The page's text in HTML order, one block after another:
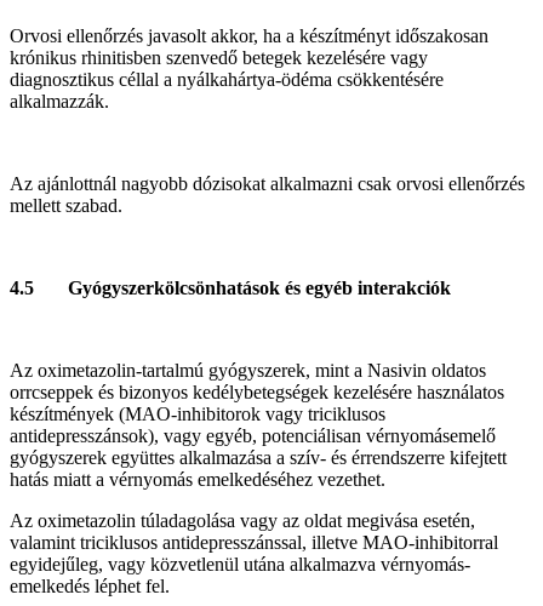
Orvosi ellenőrzés javasolt akkor, ha a készítményt időszakosan
krónikus rhinitisben szenvedő betegek kezelésére vagy
diagnosztikus céllal a nyálkahártya-ödéma csökkentésére
alkalmazzák.
Az ajánlottnál nagyobb dózisokat alkalmazni csak orvosi ellenőrzés
mellett szabad.
4.5 Gyógyszerkölcsönhatások és egyéb interakciók
Az oximetazolin-tartalmú gyógyszerek, mint a Nasivin oldatos
orrcseppek és bizonyos kedélybetegségek kezelésére használatos
készítmények (MAO-inhibitorok vagy triciklusos
antidepresszánsok), vagy egyéb, potenciálisan vérnyomásemelő
gyógyszerek együttes alkalmazása a szív- és érrendszerre kifejtett
hatás miatt a vérnyomás emelkedéséhez vezethet.
Az oximetazolin túladagolása vagy az oldat megivása esetén,
valamint triciklusos antidepresszánssal, illetve MAO-inhibitorral
egyidejűleg, vagy közvetlenül utána alkalmazva vérnyomás-
emelkedés léphet fel.